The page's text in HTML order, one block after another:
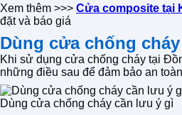
Xem thêm >>> Cửa composite tại
đặt và báo giá
Dùng cửa chống
Khi sử dụng cửa chống cháy tại
những điều sau để đảm bảo an
Dùng cửa chống cháy cần lưu ý gì